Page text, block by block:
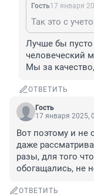
Гость17 января
Лучше бы
человеческий
Мы за
ОТВЕТИТЬ
Гость
17 января 2025,
Вот поэтому и не
даже
разы, для того
обогащались, не
ОТВЕТИТЬ